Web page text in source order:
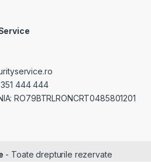
444 444
RO79BTRLRONCRT0485801201
- Toate drepturile rezervate